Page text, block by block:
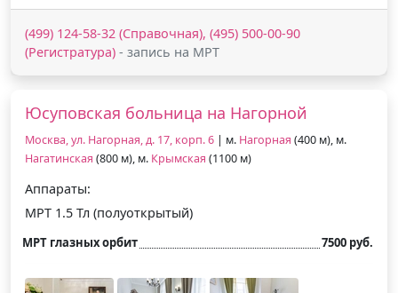
(499) 124-58-32 (Справочная), (495) 500-00-90
(Регистратура) - запись на МРТ
Юсуповская больница на Нагорной
Москва, ул. Нагорная, д. 17, корп. 6 | м. Нагорная (400 м), м.
Нагатинская (800 м), м. Крымская (1100 м)
Аппараты:
МРТ 1.5 Тл (полуоткрытый)
МРТ глазных орбит 7500 руб.